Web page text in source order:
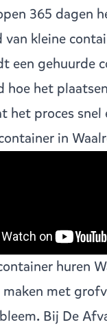
365 dagen
van kleine
een gehuurde
hoe het
het proces
in
huren
met
Bij De